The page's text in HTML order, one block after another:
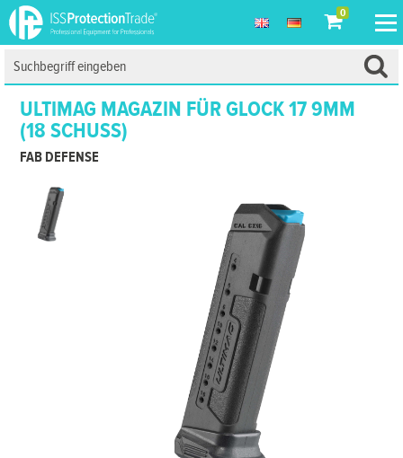
0
ULTIMAG MAGAZIN FÜR GLOCK 17 9MM
(18 SCHUSS)
FAB DEFENSE